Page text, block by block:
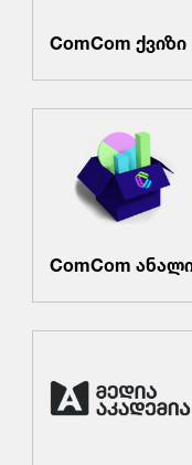
ComCom ქვიზი
ComCom